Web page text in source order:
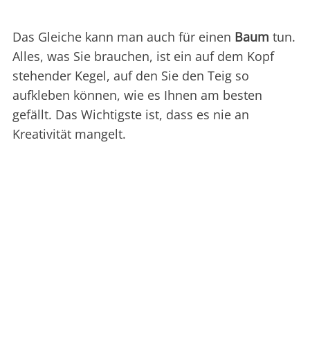
Das Gleiche kann man auch für einen Baum tun.
Alles, was Sie brauchen, ist ein auf dem Kopf
stehender Kegel, auf den Sie den Teig so
aufkleben können, wie es Ihnen am besten
gefällt. Das Wichtigste ist, dass es nie an
Kreativität mangelt.